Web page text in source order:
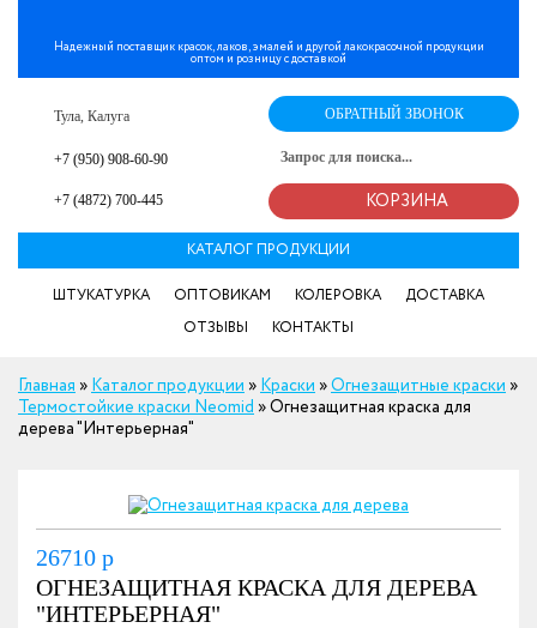
Надежный поставщик красок, лаков, эмалей и другой лакокрасочной продукции
оптом и розницу с доставкой
Тула, Калуга
+7 (950) 908-60-90
+7 (4872) 700-445
ОБРАТНЫЙ ЗВОНОК
КАТАЛОГ ПРОДУКЦИИ
ШТУКАТУРКА ОПТОВИКАМ КОЛЕРОВКА ДОСТАВКА
ОТЗЫВЫ КОНТАКТЫ
КОРЗИНА
Главная » Каталог продукции » Краски » Огнезащитные краски »
Термостойкие краски Neomid » Огнезащитная краска для
дерева "Интерьерная"
26710 р
ОГНЕЗАЩИТНАЯ КРАСКА ДЛЯ ДЕРЕВА
"ИНТЕРЬЕРНАЯ"